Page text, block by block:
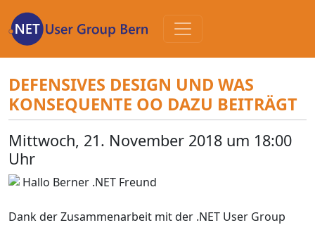
Inhalt
DEFENSIVES DESIGN UND WAS
KONSEQUENTE OO DAZU BEITRÄGT
Mittwoch, 21. November 2018 um 18:00
Uhr
Hallo Berner .NET Freund
Dank der Zusammenarbeit mit der .NET User Group